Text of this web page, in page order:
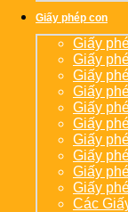
Giấy phép con
Giấy
Giấy
Giấy
Giấy
Giấy
Giấy
Giấy
Giấy
Giấy
Giấy
Các